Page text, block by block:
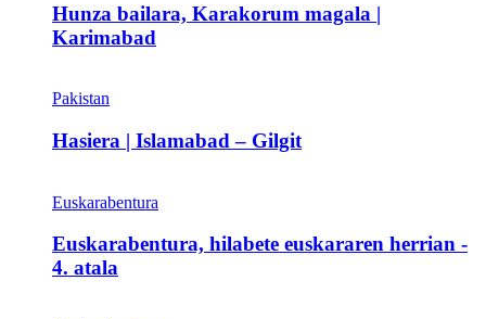
Hunza bailara, Karakorum magala |
Karimabad
Pakistan
Hasiera | Islamabad – Gilgit
Euskarabentura
Euskarabentura, hilabete euskararen herrian -
4. atala